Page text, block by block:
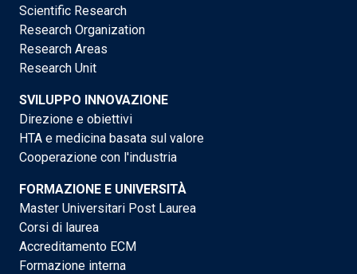
Scientific Research
Research Organization
Research Areas
Research Unit
SVILUPPO INNOVAZIONE
Direzione e obiettivi
HTA e medicina basata sul valore
Cooperazione con l'industria
FORMAZIONE E UNIVERSITÀ
Master Universitari Post Laurea
Corsi di laurea
Accreditamento ECM
Formazione interna